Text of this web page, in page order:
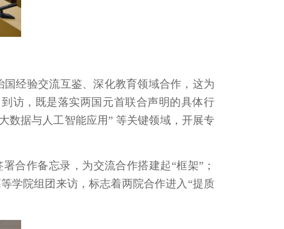
经验交流互鉴、深化教育领域合作，这为
访，既是落实两国元首联合声明的具体行
数据与人工智能应用” 等关键领域，开展专
合作备忘录，为交流合作搭建起“框架”；
学院组团来访，标志着两院合作进入“提质